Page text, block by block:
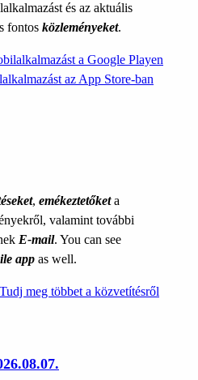
és az aktuális
fontos közleményeket.
, emékeztetőketa
valamint további
E-mail. You can see
app as well.
Tudj meg többet a közvetítésről